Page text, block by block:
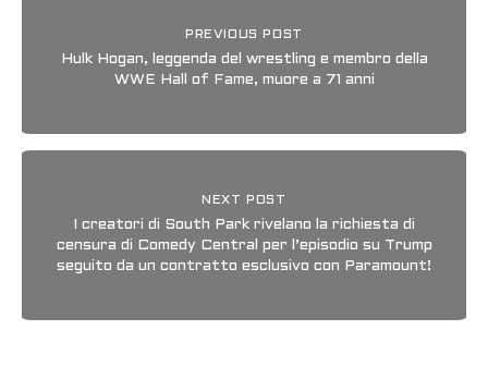
PREVIOUS POST
Hulk Hogan, leggenda del wrestling e membro della
WWE Hall of Fame, muore a 71 anni
NEXT POST
I creatori di South Park rivelano la richiesta di
censura di Comedy Central per l’episodio su Trump
seguito da un contratto esclusivo con Paramount!